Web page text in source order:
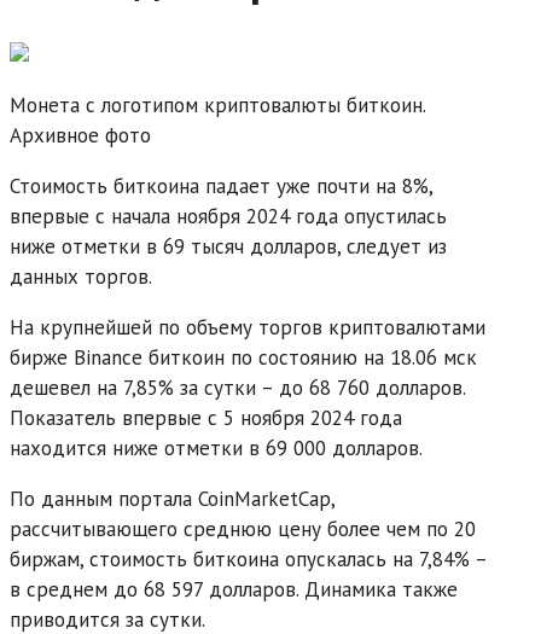
Монета с логотипом криптовалюты биткоин.
Архивное фото
Стоимость биткоина падает уже почти на 8%,
впервые с начала ноября 2024 года опустилась
ниже отметки в 69 тысяч долларов, следует из
данных торгов.
На крупнейшей по объему торгов криптовалютами
бирже Binance биткоин по состоянию на 18.06 мск
дешевел на 7,85% за сутки – до 68 760 долларов.
Показатель впервые с 5 ноября 2024 года
находится ниже отметки в 69 000 долларов.
По данным портала CoinMarketCap,
рассчитывающего среднюю цену более чем по 20
биржам, стоимость биткоина опускалась на 7,84% –
в среднем до 68 597 долларов. Динамика также
приводится за сутки.